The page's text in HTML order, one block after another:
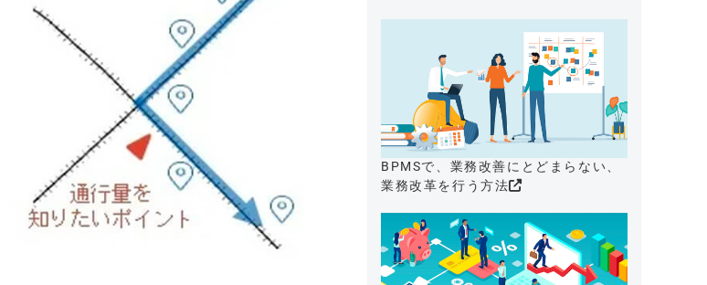
BPMSで、業務改善にとどまらない、
業務改革を行う方法